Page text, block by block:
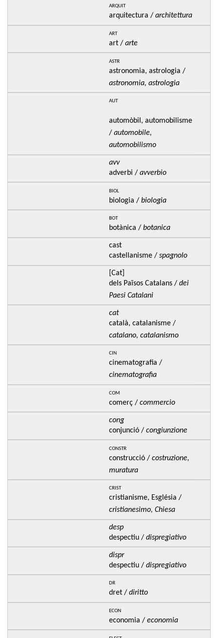
arquit
arquitectura / architettura
art
art / arte
astr
astronomia, astrologia /
astronomia, astrologia
aut
automòbil, automobilisme
/ automobile,
automobilismo
avv
adverbi / avverbio
biol
biologia / biologia
bot
botànica / botanica
cast
castellanisme / spagnolo
[Cat]
dels Països Catalans / dei
Paesi Catalani
cat
català, catalanisme /
catalano, catalanismo
cin
cinematografia /
cinematografia
com
comerç / commercio
cong
conjunció / congiunzione
constr
construcció / costruzione,
muratura
crist
cristianisme, Església /
cristianesimo, Chiesa
desp
despectiu / dispregiativo
dispr
despectiu / dispregiativo
dr
dret / diritto
econ
economia / economia